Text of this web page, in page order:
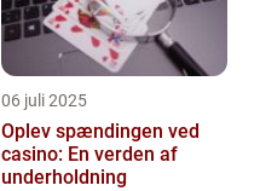
06 juli 2025
Oplev spændingen ved
casino: En verden af
underholdning